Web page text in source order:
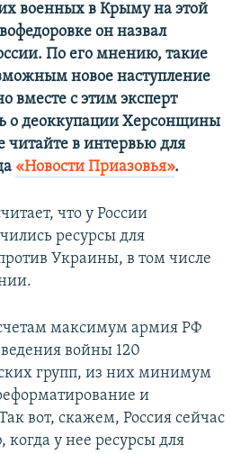
военных в Крыму на этой
он назвал
По его мнению, такие
новое наступление
вместе с этим эксперт
о деоккупации Херсонщины
читайте в интервью для
«Новости Приазовья».
что у России
ресурсы для
Украины, в том числе
максимум армия РФ
войны 120
групп, из них минимум
и
вот, скажем, Россия сейчас
когда у нее ресурсы для